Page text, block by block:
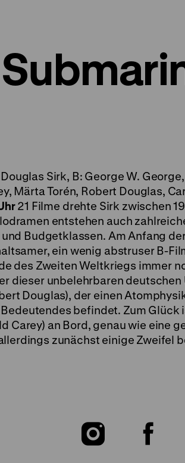
Sirk, B: George W. George,
Märta Torén, Robert Douglas,
21 Filme drehte Sirk zwischen
entstehen auch
Budgetklassen. Am Anfang
ein wenig abstruser B-
des Zweiten Weltkriegs immer
dieser unbelehrbaren deutschen
Douglas), der einen
befindet. Zum Glück
an Bord, genau wie eine
zunächst einige Zweifel
Zu
Zu